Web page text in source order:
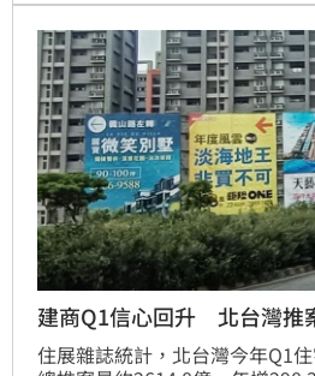
案、台中地上權等。」（陳韋帆
建商Q1信心回升 北台灣推
住展雜誌統計，北台灣今年Q1